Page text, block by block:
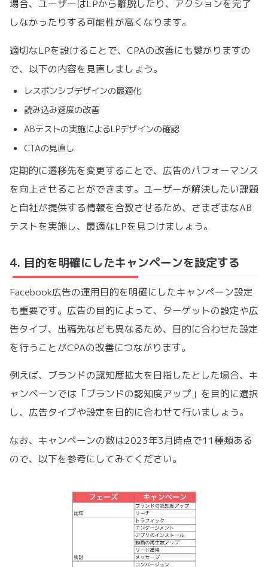
場合、ユーザーはLPから離脱したり、アクションを完了
しなかったりする可能性が高くなります。
適切なLPを設けることで、CPAの改善にも繋がりますの
で、以下の内容を見直しましょう。
レスポンシブデザインの最適化
読み込み速度の改善
ABテストの実施によるLPデザインの確認
CTAの見直し
定期的に遷移先を変更することで、広告のパフォーマンス
を向上させることができます。ユーザーが解決したい課題
と自社が提供する情報を合致させるため、さまざまなAB
テストを実施し、最適なLPを見つけましょう。
4. 目的を明確にしたキャンペーンを設定する
Facebook広告の運用目的を明確にしたキャンペーン設定
も重要です。広告の目的によって、ターゲットの設定や広
告タイプ、出稿先なども異なるため、目的に合わせた設定
を行うことがCPAの改善につながります。
例えば、ブランドの認知度拡大を目指したとした場合、キ
ャンペーンでは「ブランドの認知度アップ」を目的に選択
し、広告タイプや設定を目的に合わせて行いましょう。
なお、キャンペーンの数は2023年3月時点で11種類ある
ので、以下を参考にしてみてください。